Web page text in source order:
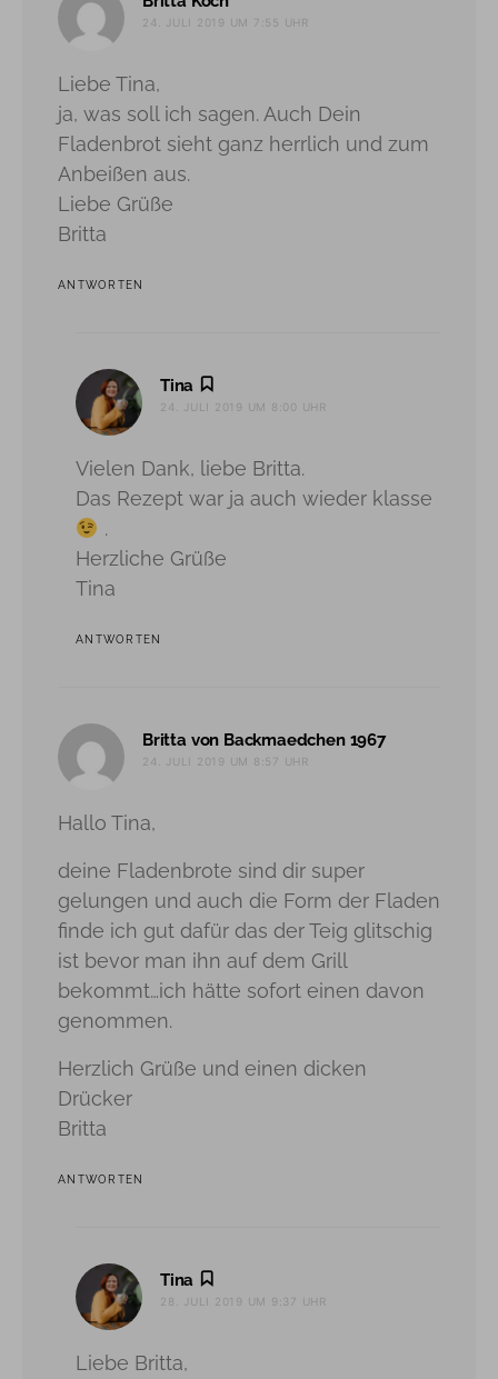
24. JULI 2019 UM 7:55 UHR
Liebe Tina,
ja, was soll ich sagen. Auch Dein
Fladenbrot sieht ganz herrlich und zum
Anbeißen aus.
Liebe Grüße
Britta
ANTWORTEN
Tina
24. JULI 2019 UM 8:00 UHR
Vielen Dank, liebe Britta.
Das Rezept war ja auch wieder klasse
.
Herzliche Grüße
Tina
ANTWORTEN
Britta von Backmaedchen 1967sagt:
24. JULI 2019 UM 8:57 UHR
Hallo Tina,
deine Fladenbrote sind dir super
gelungen und auch die Form der Fladen
finde ich gut dafür das der Teig glitschig
ist bevor man ihn auf dem Grill
bekommt…ich hätte sofort einen davon
genommen.
Herzlich Grüße und einen dicken
Drücker
Britta
ANTWORTEN
Tina
28. JULI 2019 UM 9:37 UHR
Liebe Britta,